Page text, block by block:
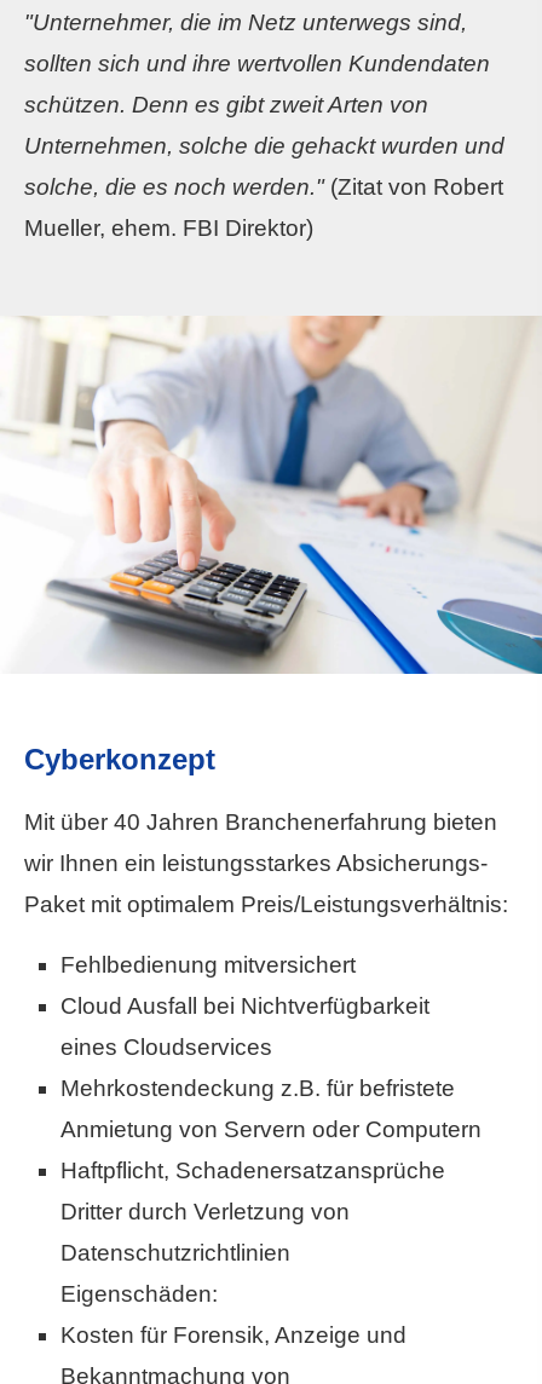
"Unternehmer, die im Netz unterwegs sind,
sollten sich und ihre wertvollen Kundendaten
schützen. Denn es gibt zweit Arten von
Unternehmen, solche die gehackt wurden und
solche, die es noch werden."(Zitat von Robert
Mueller, ehem. FBI Direktor)
Cyberkonzept
Mit über 40 Jahren Branchenerfahrung bieten
wir Ihnen ein leistungsstarkes Absicherungs-
Paket mit optimalem Preis/Leistungsverhältnis:
Fehlbedienung mitversichert
Cloud Ausfall bei Nichtverfügbarkeit
eines Cloudservices
Mehrkostendeckung z.B. für befristete
Anmietung von Servern oder Computern
Haft­pflicht, Schadenersatzansprüche
Dritter durch Verletzung von
Datenschutzrichtlinien
Eigenschäden:
Kosten für Forensik, Anzeige und
Bekanntmachung von